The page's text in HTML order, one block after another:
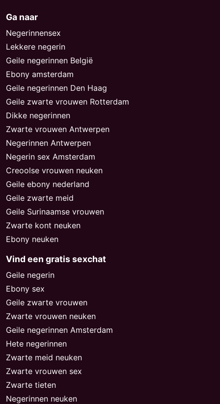
Ga naar
Negerinnensex
Lekkere negerin
Geile negerinnen België
Ebony amsterdam
Geile negerinnen Den Haag
Geile zwarte vrouwen Rotterdam
Dikke negerinnen
Zwarte vrouwen Antwerpen
Negerinnen Antwerpen
Negerin sex Amsterdam
Creoolse vrouwen neuken
Geile ebony nederland
Geile zwarte meid
Geile Surinaamse vrouwen
Zwarte kont neuken
Ebony neuken
Vind een gratis sexchat
Geile negerin
Ebony sex
Geile zwarte vrouwen
Zwarte vrouwen neuken
Geile negerinnen Amsterdam
Hete negerinnen
Zwarte meid neuken
Zwarte vrouwen sex
Zwarte tieten
Negerinnen neuken